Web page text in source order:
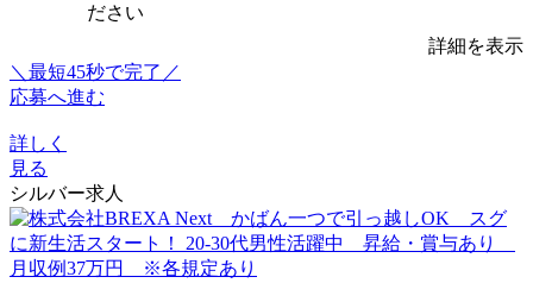
ださい
詳細を表示
＼最短45秒で完了／
応募へ進む
詳しく
見る
シルバー求人